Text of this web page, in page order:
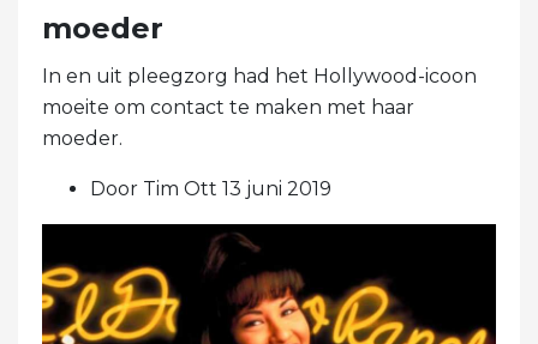
moeder
In en uit pleegzorg had het Hollywood-icoon
moeite om contact te maken met haar
moeder.
Door Tim Ott 13 juni 2019